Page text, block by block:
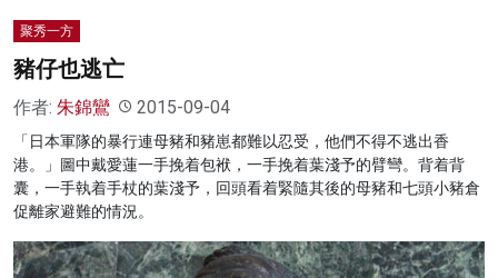
聚秀一方
豬仔也逃亡
作者: 朱錦鸞 2015-09-04
「日本軍隊的暴行連母豬和豬崽都難以忍受，他們不得不逃出香
港。」圖中戴愛蓮一手挽着包袱，一手挽着葉淺予的臂彎。背着背
囊，一手執着手杖的葉淺予，回頭看着緊隨其後的母豬和七頭小豬倉
促離家避難的情況。